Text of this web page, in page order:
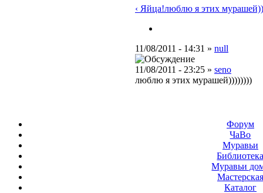
‹ Яйца!люблю я этих
11/08/2011 - 14:31 » null
11/08/2011 - 23:25 » seno
люблю я этих мурашей))))))))
Форум
ЧаВо
Муравьи
Муравьи
Мастерская
Каталог